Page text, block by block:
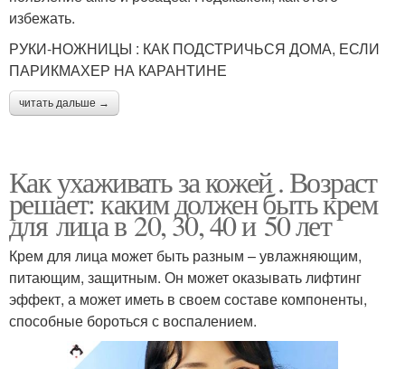
избежать.
РУКИ-НОЖНИЦЫ : КАК ПОДСТРИЧЬСЯ ДОМА, ЕСЛИ
ПАРИКМАХЕР НА КАРАНТИНЕ
читать дальше →
Как ухаживать за кожей . Возраст
решает: каким должен быть крем
для лица в 20, 30, 40 и 50 лет
Крем для лица может быть разным – увлажняющим,
питающим, защитным. Он может оказывать лифтинг
эффект, а может иметь в своем составе компоненты,
способные бороться с воспалением.